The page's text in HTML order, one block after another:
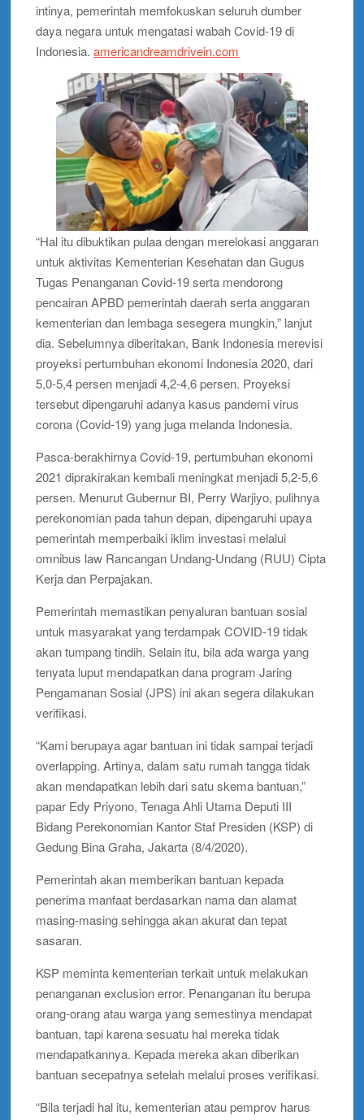
intinya, pemerintah memfokuskan seluruh dumber
daya negara untuk mengatasi wabah Covid-19 di
Indonesia.americandreamdrivein.com
“Hal itu dibuktikan pulaa dengan merelokasi anggaran
untuk aktivitas Kementerian Kesehatan dan Gugus
Tugas Penanganan Covid-19 serta mendorong
pencairan APBD pemerintah daerah serta anggaran
kementerian dan lembaga sesegera mungkin,” lanjut
dia. Sebelumnya diberitakan, Bank Indonesia merevisi
proyeksi pertumbuhan ekonomi Indonesia 2020, dari
5,0-5,4 persen menjadi 4,2-4,6 persen. Proyeksi
tersebut dipengaruhi adanya kasus pandemi virus
corona (Covid-19) yang juga melanda Indonesia.
Pasca-berakhirnya Covid-19, pertumbuhan ekonomi
2021 diprakirakan kembali meningkat menjadi 5,2-5,6
persen. Menurut Gubernur BI, Perry Warjiyo, pulihnya
perekonomian pada tahun depan, dipengaruhi upaya
pemerintah memperbaiki iklim investasi melalui
omnibus law Rancangan Undang-Undang (RUU) Cipta
Kerja dan Perpajakan.
Pemerintah memastikan penyaluran bantuan sosial
untuk masyarakat yang terdampak COVID-19 tidak
akan tumpang tindih. Selain itu, bila ada warga yang
tenyata luput mendapatkan dana program Jaring
Pengamanan Sosial (JPS) ini akan segera dilakukan
verifikasi.
“Kami berupaya agar bantuan ini tidak sampai terjadi
overlapping. Artinya, dalam satu rumah tangga tidak
akan mendapatkan lebih dari satu skema bantuan,”
papar Edy Priyono, Tenaga Ahli Utama Deputi III
Bidang Perekonomian Kantor Staf Presiden (KSP) di
Gedung Bina Graha, Jakarta (8/4/2020).
Pemerintah akan memberikan bantuan kepada
penerima manfaat berdasarkan nama dan alamat
masing-masing sehingga akan akurat dan tepat
sasaran.
KSP meminta kementerian terkait untuk melakukan
penanganan exclusion error. Penanganan itu berupa
orang-orang atau warga yang semestinya mendapat
bantuan, tapi karena sesuatu hal mereka tidak
mendapatkannya. Kepada mereka akan diberikan
bantuan secepatnya setelah melalui proses verifikasi.
“Bila terjadi hal itu, kementerian atau pemprov harus